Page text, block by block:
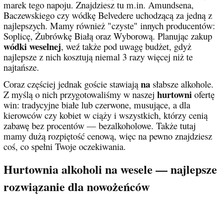
marek tego napoju. Znajdziesz tu m.in. Amundsena,
Baczewskiego czy wódkę Belvedere uchodzącą za jedną z
najlepszych. Mamy również "czyste" innych producentów:
Soplicę, Żubrówkę Białą oraz Wyborową. Planując zakup
wódki weselnej, weź także pod uwagę budżet, gdyż
najlepsze z nich kosztują niemal 3 razy więcej niż te
najtańsze.
Coraz częściej jednak goście stawiają nasłabsze alkohole.
Z myślą o nich przygotowaliśmy w naszej hurtowni ofertę
win: tradycyjne białe lub czerwone, musujące, a dla
kierowców czy kobiet w ciąży i wszystkich, którzy cenią
zabawę bez procentów — bezalkoholowe. Także tutaj
mamy dużą rozpiętość cenową, więc na pewno znajdziesz
coś, co spełni Twoje oczekiwania.
Hurtownia alkoholi na wesele — najlepsze
rozwiązanie dla nowożeńców